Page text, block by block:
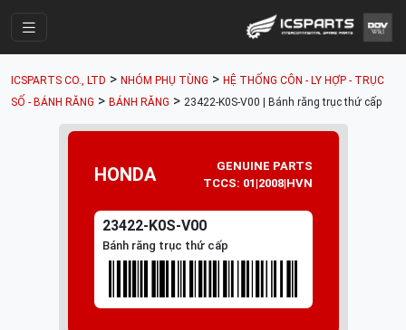
Cửa Hàng
Parts Catalogue
Mã Phụ Tùng
Tài khoản
ICSPARTS CO., LTD > NHÓM PHỤ TÙNG > HỆ THỐNG CÔN - LY HỢP - TRỤC
SỐ - BÁNH RĂNG > BÁNH RĂNG > 23422-K0S-V00 | Bánh răng trục thứ cấp
HONDA
GENUINE PARTS
TCCS: 01|2008|HVN
23422-K0S-V00
Bánh răng trục thứ cấp